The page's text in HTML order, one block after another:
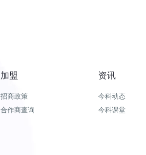
加盟
招商政策
合作商查询
资讯
今科动态
今科课堂